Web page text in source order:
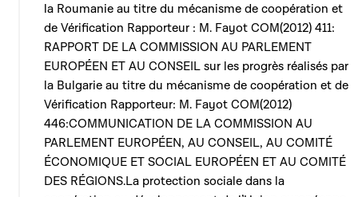
la Roumanie au titre du mécanisme de coopération et
de Vérification Rapporteur : M. Fayot COM(2012) 411:
RAPPORT DE LA COMMISSION AU PARLEMENT
EUROPÉEN ET AU CONSEIL sur les progrès réalisés par
la Bulgarie au titre du mécanisme de coopération et de
Vérification Rapporteur: M. Fayot COM(2012)
446:COMMUNICATION DE LA COMMISSION AU
PARLEMENT EUROPÉEN, AU CONSEIL, AU COMITÉ
ÉCONOMIQUE ET SOCIAL EUROPÉEN ET AU COMITÉ
DES RÉGIONS.La protection sociale dans la